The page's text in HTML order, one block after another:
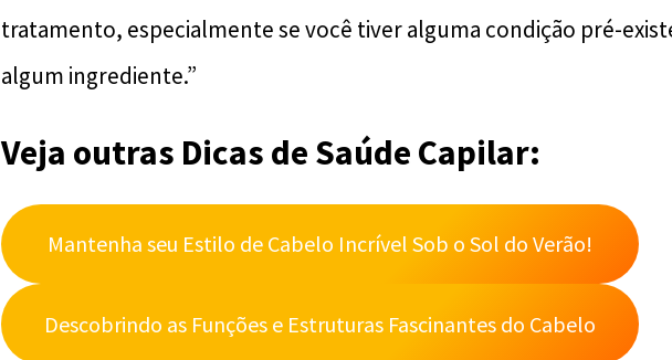
tratamento, especialmente se você tiver alguma condição pré-
algum ingrediente.”
Veja outras Dicas de Saúde Capilar:
Mantenha seu Estilo de Cabelo Incrível Sob o Sol do Verão!
Descobrindo as Funções e Estruturas Fascinantes do Cabelo